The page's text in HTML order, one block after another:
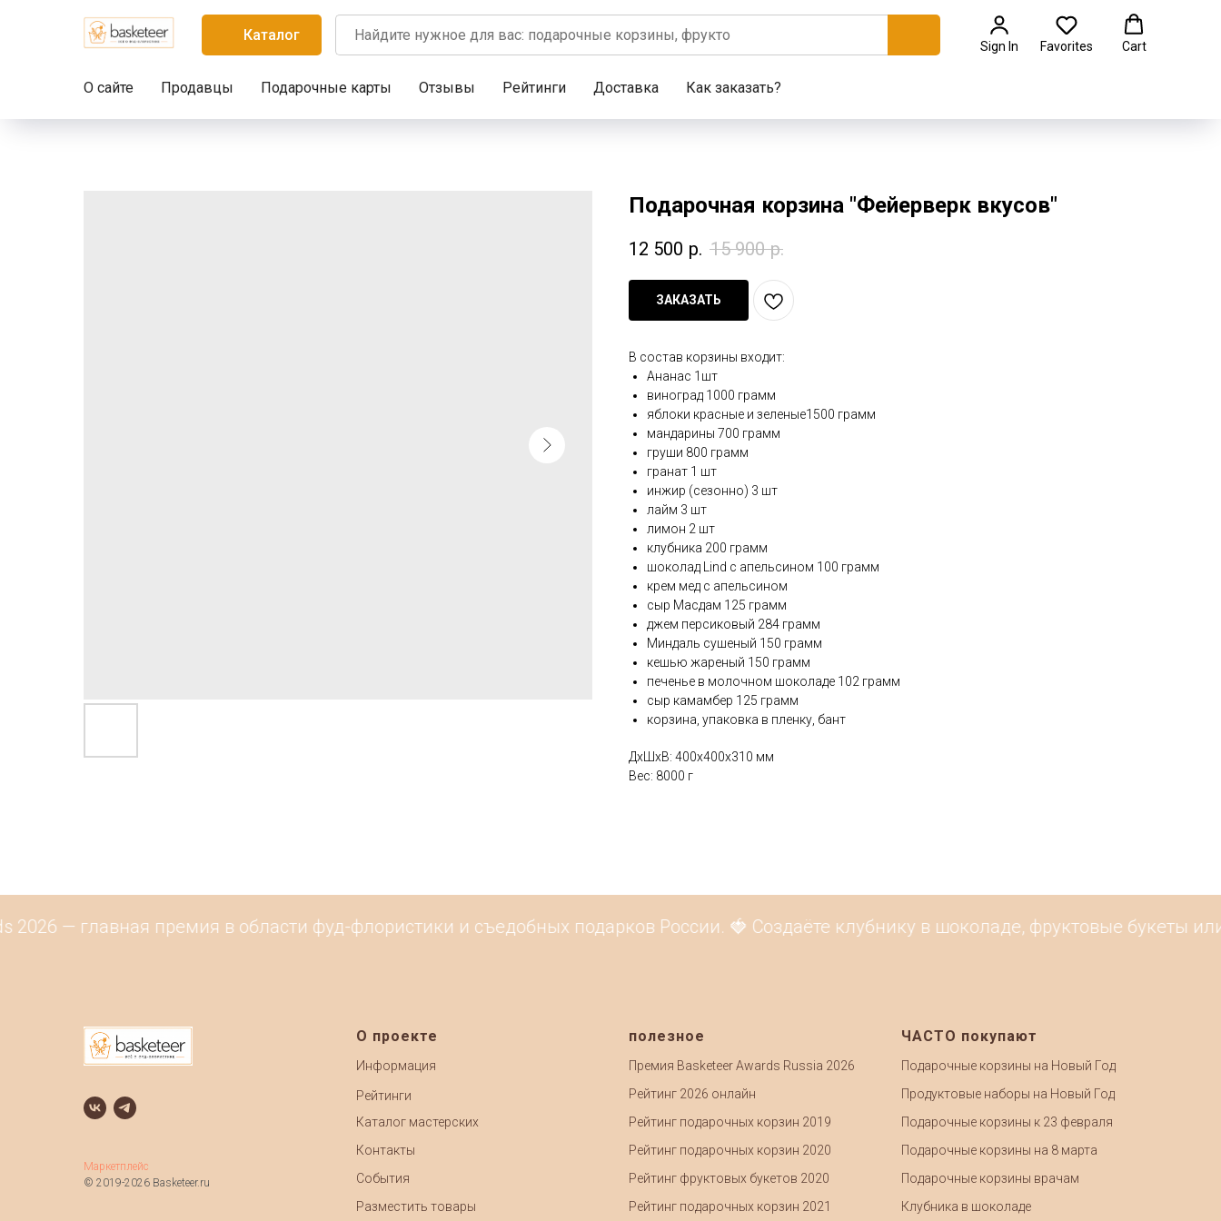
Каталог
Sign In Favorites Cart
О сайте Продавцы Подарочные карты Отзывы Рейтинги Доставка Как заказать?
Подарочная корзина "Фейерверк вкусов"
12 500 р. 15 900 р.
ЗАКАЗАТЬ
В состав корзины входит:
Ананас 1шт
виноград 1000 грамм
яблоки красные и зеленые1500 грамм
мандарины 700 грамм
груши 800 грамм
гранат 1 шт
инжир (сезонно) 3 шт
лайм 3 шт
лимон 2 шт
клубника 200 грамм
шоколад Lind с апельсином 100 грамм
крем мед с апельсином
сыр Масдам 125 грамм
джем персиковый 284 грамм
Миндаль сушеный 150 грамм
кешью жареный 150 грамм
печенье в молочном шоколаде 102 грамм
сыр камамбер 125 грамм
корзина, упаковка в пленку, бант
ДxШxВ: 400x400x310 мм
Вес: 8000 г
— главная премия в области фуд-флористики и съедобных подарков России. 🍓 Создаёте клубнику в шоколаде, фруктовые букеты
Маркетплейс
© 2019-2026 Basketeer.ru
О проекте
Информация
Рейтинги
Каталог мастерских
Контакты
События
Разместить товары
полезное
Премия Basketeer Awards Russia 2026
Рейтинг 2026 онлайн
Рейтинг подарочных корзин 2019
Рейтинг подарочных корзин 2020
Рейтинг фруктовых букетов 2020
Рейтинг подарочных корзин 2021
ЧАСТО покупают
Подарочные корзины на Новый Год
Продуктовые наборы на Новый Год
Подарочные корзины к 23 февраля
Подарочные корзины на 8 марта
Подарочные корзины врачам
Клубника в шоколаде